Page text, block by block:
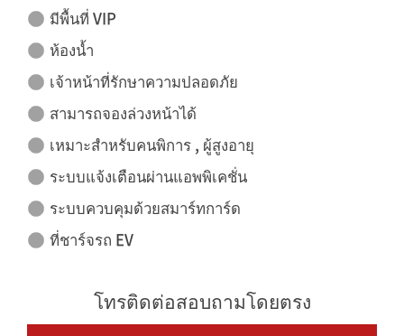
มีพื้นที่ VIP
ห้องน้ำ
เจ้าหน้าที่รักษาความปลอดภัย
สามารถจองล่วงหน้าได้
เหมาะสำหรับคนพิการ , ผู้สูงอายุ
ระบบแจ้งเตือนผ่านแอพพิเคชั่น
ระบบควบคุมด้วยสมาร์ทการ์ด
ที่ชาร์จรถ EV
โทรติดต่อสอบถามโดยตรง